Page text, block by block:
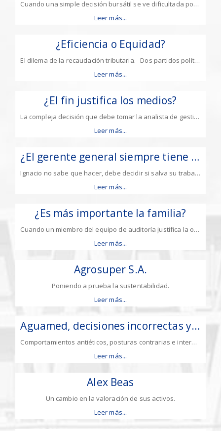
Cuando una simple decisión bursátil se ve dificultada por sucesos involuntarios.
Leer más...
¿Eficiencia o Equidad?
El dilema de la recaudación tributaria. Dos partidos políticos de Chile, Partido por la Eficiencia y Partido por la
Leer más...
¿El fin justifica los medios?
La compleja decisión que debe tomar la analista de gestión de BuildSmart.
Leer más...
¿El gerente general siempre tiene la razón?
Ignacio no sabe que hacer, debe decidir si salva su trabajo o delata el error de su mejor amigo.
Leer más...
¿Es más importante la familia?
Cuando un miembro del equipo de auditoría justifica la omisión de informar hallazgos por su conveniencia y situación familiar.
Leer más...
Agrosuper S.A.
Poniendo a prueba la sustentabilidad.
Leer más...
Aguamed, decisiones incorrectas y sus represalias
Comportamientos antiéticos, posturas contrarias e intereses resguardados.
Leer más...
Alex Beas
Un cambio en la valoración de sus activos.
Leer más...